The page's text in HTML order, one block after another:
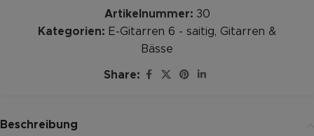
Artikelnummer: 30
Kategorien: E-Gitarren 6 - saitig, Gitarren &
Bässe
Share:
Beschreibung